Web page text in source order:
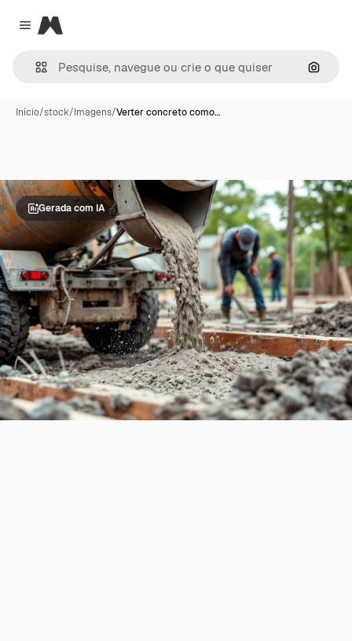
Close menu
Magnific
Início/stock/Imagens/Verter concreto como…
Gerada com IA